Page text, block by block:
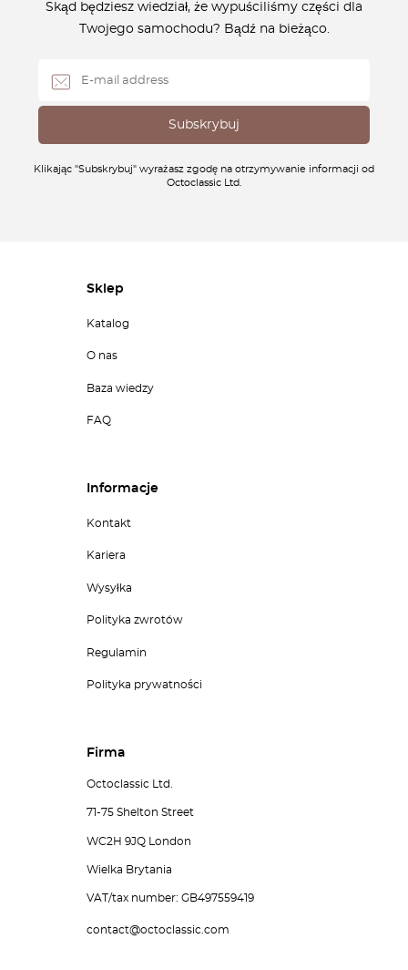
Skąd będziesz wiedział, że wypuściliśmy części dla
Twojego samochodu? Bądź na bieżąco.
Klikając "Subskrybuj" wyrażasz zgodę na otrzymywanie informacji od
Octoclassic Ltd.
Sklep
Katalog
O nas
Baza wiedzy
FAQ
Informacje
Kontakt
Kariera
Wysyłka
Polityka zwrotów
Regulamin
Polityka prywatności
Firma
Octoclassic Ltd.
71-75 Shelton Street
WC2H 9JQ London
Wielka Brytania
VAT/tax number: GB497559419
contact@octoclassic.com